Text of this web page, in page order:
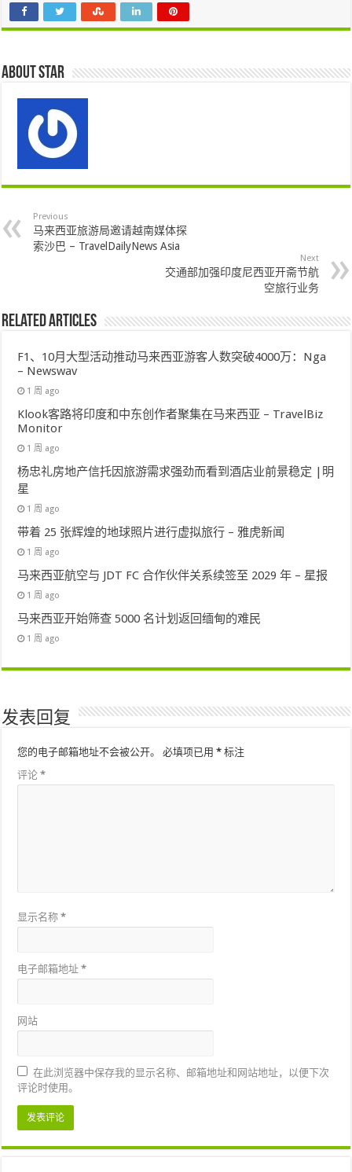
About star
Previous
马来西亚旅游局邀请越南媒体探
索沙巴 – TravelDailyNews Asia
Next
交通部加强印度尼西亚开斋节航
空旅行业务
Related Articles
F1、10月大型活动推动马来西亚游客人数突破4000万：Nga
– Newswav
1 周 ago
Klook客路将印度和中东创作者聚集在马来西亚 – TravelBiz
Monitor
1 周 ago
杨忠礼房地产信托因旅游需求强劲而看到酒店业前景稳定 |明
星
1 周 ago
带着 25 张辉煌的地球照片进行虚拟旅行 – 雅虎新闻
1 周 ago
马来西亚航空与 JDT FC 合作伙伴关系续签至 2029 年 – 星报
1 周 ago
马来西亚开始筛查 5000 名计划返回缅甸的难民
1 周 ago
发表回复
您的电子邮箱地址不会被公开。 必填项已用* 标注
评论*
显示名称*
电子邮箱地址*
网站
在此浏览器中保存我的显示名称、邮箱地址和网站地址，以便下次
评论时使用。